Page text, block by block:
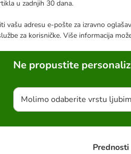
u zadnjih 30 dana.
vašu adresu e-pošte za izravno
za korisničke. Više informacija
Ne propustite
Molimo odaberite vrstu
Prednosti